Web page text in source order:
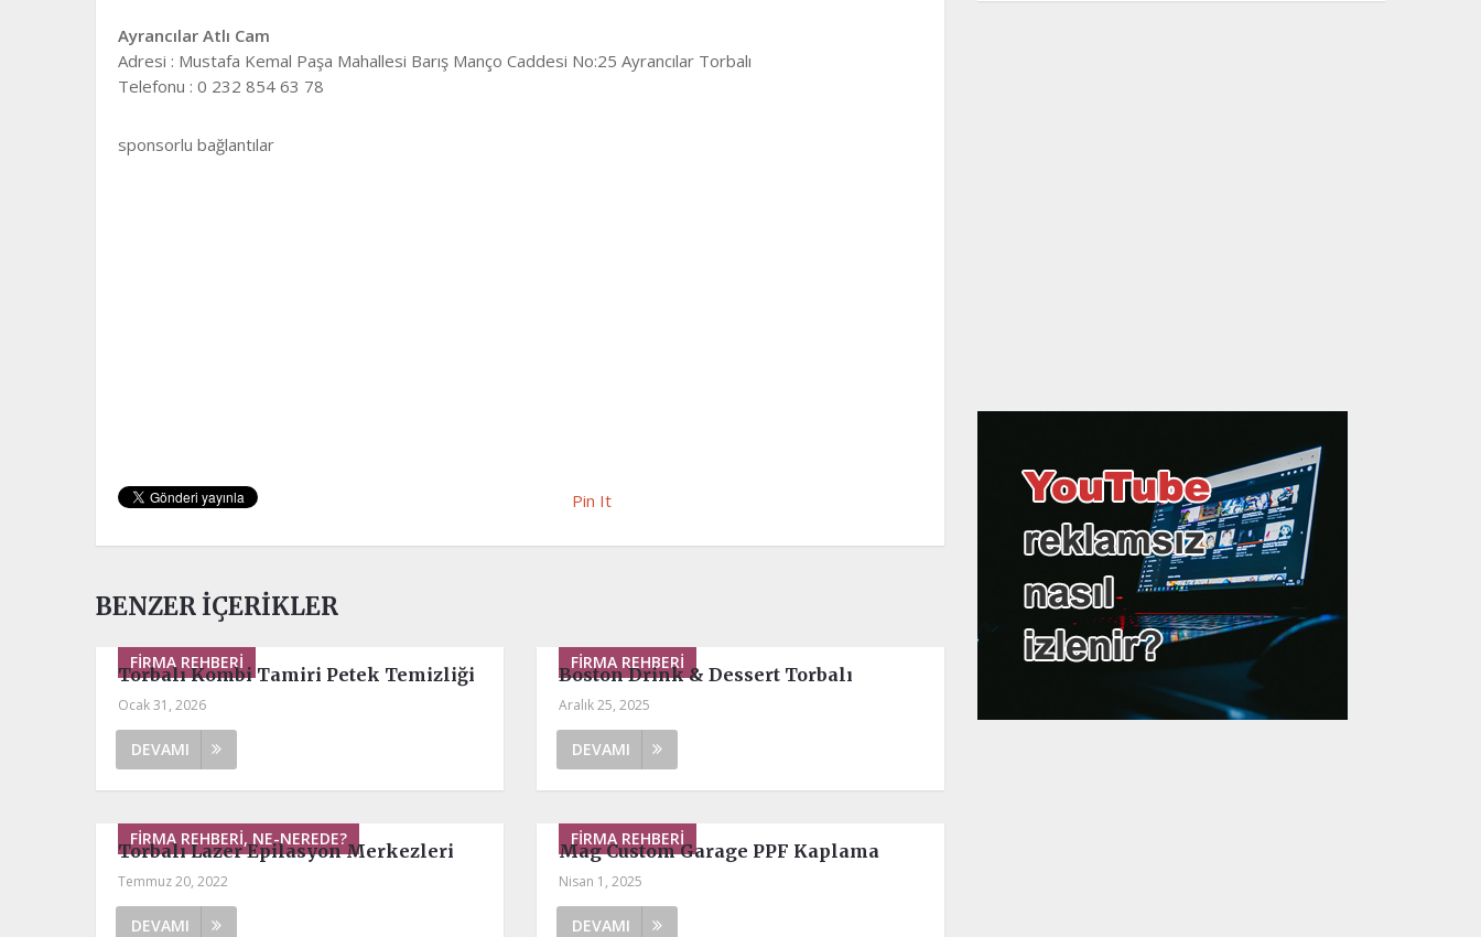
Ayrancılar Atlı Cam
Adresi : Mustafa Kemal Paşa Mahallesi Barış Manço Caddesi No:25 Ayrancılar Torbalı
Telefonu : 0 232 854 63 78
sponsorlu bağlantılar
Pin It
BENZER İÇERIKLER
FIRMA REHBERI
Torbalı Kombi Tamiri Petek Temizliği
Ocak 31, 2026
DEVAMI
FIRMA REHBERI
Boston Drink & Dessert Torbalı
Aralık 25, 2025
DEVAMI
FIRMA REHBERI, NE-NEREDE?
Torbalı Lazer Epilasyon Merkezleri
Temmuz 20, 2022
DEVAMI
FIRMA REHBERI
Mag Custom Garage PPF Kaplama
Nisan 1, 2025
DEVAMI